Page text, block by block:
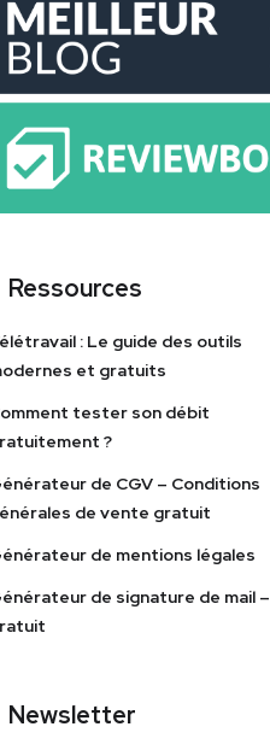
Ressources
: Le guide des outils
et gratuits
tester son débit
?
de CGV – Conditions
de vente gratuit
de mentions légales
de signature de mail –
Newsletter